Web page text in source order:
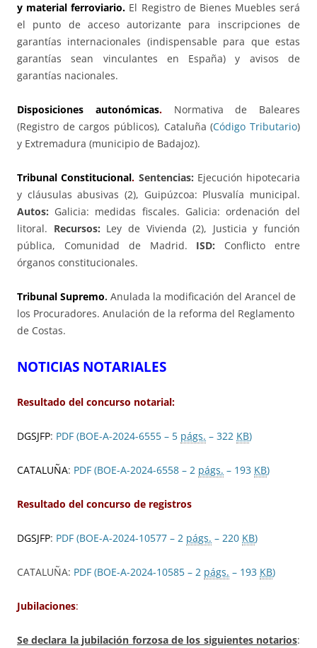
y material ferroviario. El Registro de Bienes Muebles será
el punto de acceso autorizante para inscripciones de
garantías internacionales (indispensable para que estas
garantías sean vinculantes en España) y avisos de
garantías nacionales.
Disposiciones autonómicas.
Normativa de Baleares
(Registro de cargos públicos), Cataluña (Código Tributario)
y Extremadura (municipio de Badajoz).
Tribunal Constitucional. Sentencias: Ejecución hipotecaria
y cláusulas abusivas (2), Guipúzcoa: Plusvalía municipal.
Autos: Galicia: medidas fiscales. Galicia: ordenación del
litoral. Recursos: Ley de Vivienda (2), Justicia y función
pública, Comunidad de Madrid. ISD: Conflicto entre
órganos constitucionales.
Tribunal Supremo. Anulada la modificación del Arancel de
los Procuradores. Anulación de la reforma del Reglamento
de Costas.
NOTICIAS NOTARIALES
Resultado del concurso notarial:
DGSJFP: PDF (BOE-A-2024-6555 – 5 págs. – 322 KB)
CATALUÑA: PDF (BOE-A-2024-6558 – 2 págs. – 193 KB)
Resultado del concurso de registros
DGSJFP: PDF (BOE-A-2024-10577 – 2 págs. – 220 KB)
CATALUÑA: PDF (BOE-A-2024-10585 – 2 págs. – 193 KB)
Jubilaciones:
Se declara la jubilación forzosa de los siguientes notarios: